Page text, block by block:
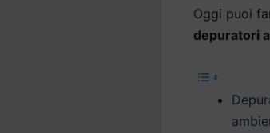
Oggi puoi
depuratori